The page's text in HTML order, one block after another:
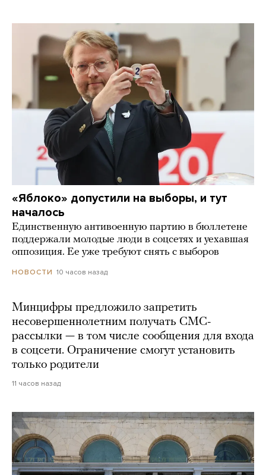
«Яблоко» допустили на выборы, и тут
началось
Единственную антивоенную партию в бюллетене
поддержали молодые люди в соцсетях и уехавшая
оппозиция. Ее уже требуют снять с выборов
НОВОСТИ 10 часов назад
Минцифры предложило запретить
несовершеннолетним получать СМС-
рассылки — в том числе сообщения для входа
в соцсети. Ограничение смогут установить
только родители
11 часов назад